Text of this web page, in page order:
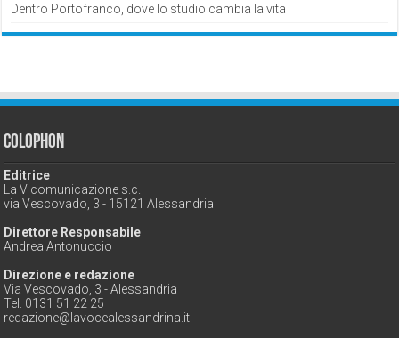
Dentro Portofranco, dove lo studio cambia la vita
Colophon
Editrice
La V comunicazione s.c.
via Vescovado, 3 - 15121 Alessandria
Direttore Responsabile
Andrea Antonuccio
Direzione e redazione
Via Vescovado, 3 - Alessandria
Tel. 0131 51 22 25
redazione@lavocealessandrina.it